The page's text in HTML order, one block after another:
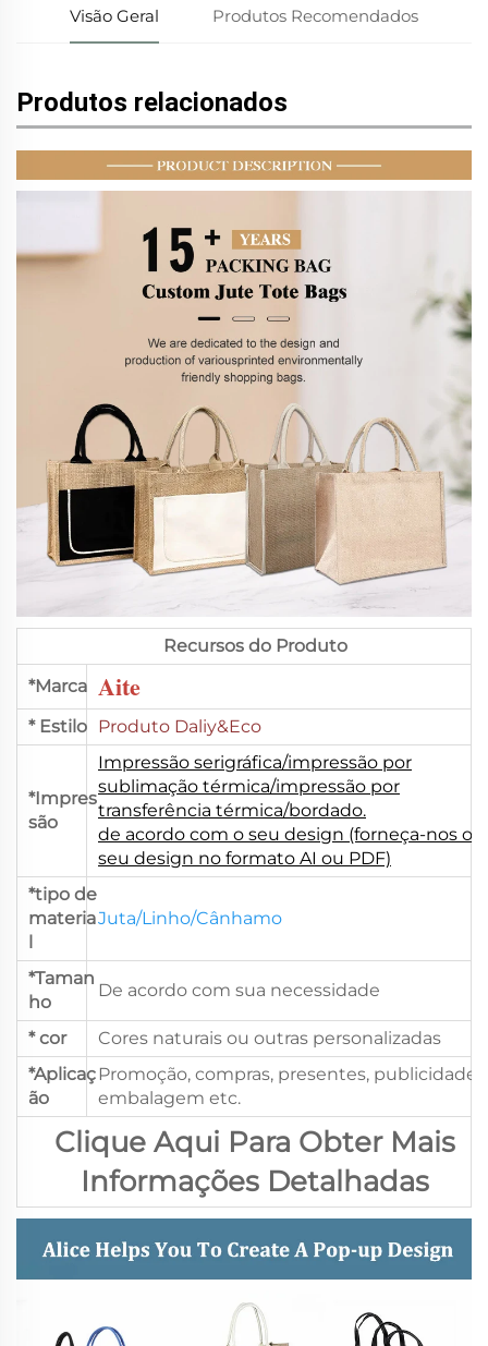
Visão Geral Produtos Recomendados
Produtos relacionados
Recursos do Produto
*Marca Aite
* Estilo Produto Daliy&Eco
*Impres
são
Impressão serigráfica/impressão por
sublimação térmica/impressão por
transferência térmica/bordado.
de acordo com o seu design (forneça-nos o
seu design no formato AI ou PDF)
*tipo de
materia
l
Juta/Linho/Cânhamo
*Taman
ho
De acordo com sua necessidade
* cor
Cores naturais ou outras personalizadas
*Aplicaç
ão
Promoção, compras, presentes, publicidade,
embalagem etc.
Clique Aqui Para Obter Mais
Informações Detalhadas